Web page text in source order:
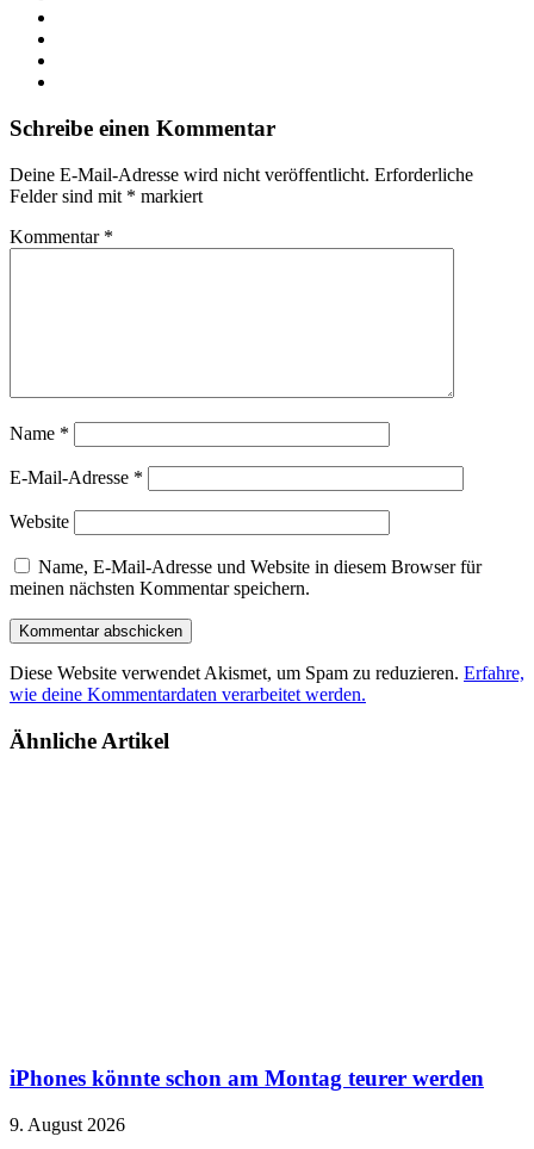
Schreibe einen Kommentar
Deine E-Mail-Adresse wird nicht veröffentlicht. Erforderliche
Felder sind mit * markiert
Kommentar *
Name *
E-Mail-Adresse *
Website
Name, E-Mail-Adresse und Website in diesem Browser für
meinen nächsten Kommentar speichern.
Diese Website verwendet Akismet, um Spam zu reduzieren. Erfahre,
wie deine Kommentardaten verarbeitet werden.
Ähnliche Artikel
iPhones könnte schon am Montag teurer werden
9. August 2026